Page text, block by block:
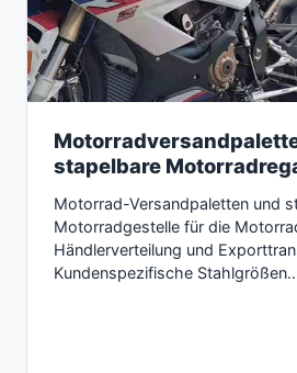
stapelbare
Motorrad-Versandpaletten und
Motorradgestelle für die
Händlerverteilung und
Kundenspezifische